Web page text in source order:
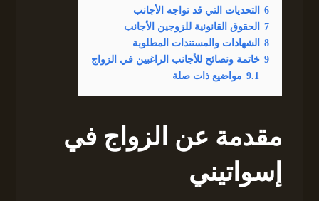
6
التحديات التي قد تواجه الأجانب
7
الحقوق القانونية للزوجين الأجانب
8
الشهادات والمستندات المطلوبة
9 خاتمة ونصائح للأجانب الراغبين في الزواج
9.1 مواضيع ذات صلة
مقدمة عن الزواج في
إسواتيني